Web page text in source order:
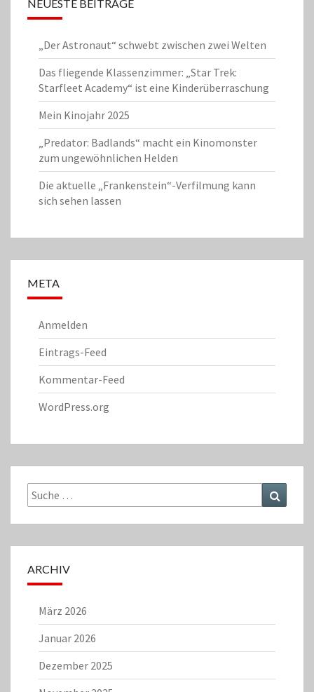
NEUESTE BEITRÄGE
„Der Astronaut“ schwebt zwischen zwei Welten
Das fliegende Klassenzimmer: „Star Trek:
Starfleet Academy“ ist eine Kinderüberraschung
Mein Kinojahr 2025
„Predator: Badlands“ macht ein Kinomonster
zum ungewöhnlichen Helden
Die aktuelle „Frankenstein“-Verfilmung kann
sich sehen lassen
META
Anmelden
Eintrags-Feed
Kommentar-Feed
WordPress.org
Suche
nach:
ARCHIV
März 2026
Januar 2026
Dezember 2025